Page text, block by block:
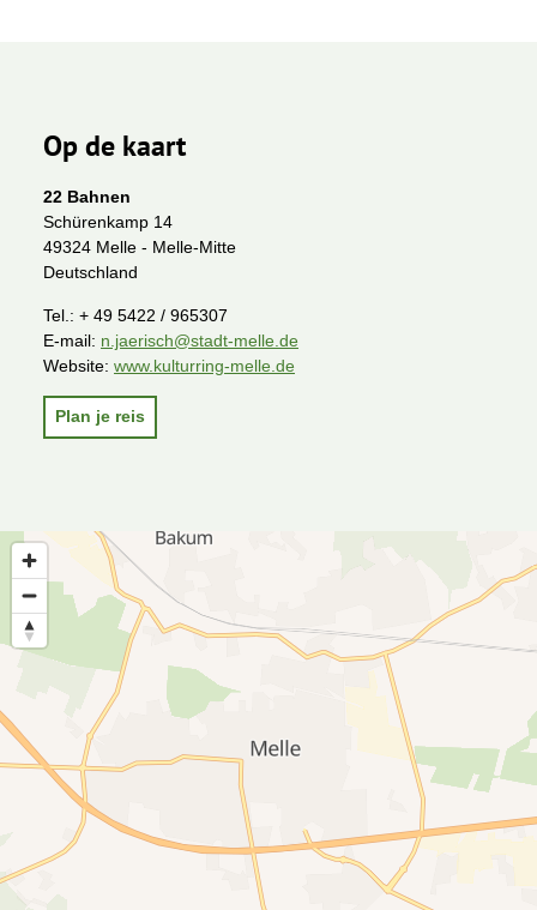
Op de kaart
22 Bahnen
Schürenkamp 14
49324 Melle - Melle-Mitte
Deutschland
Tel.: + 49 5422 / 965307
E-mail: n.jaerisch@stadt-melle.de
Website: www.kulturring-melle.de
Plan je reis